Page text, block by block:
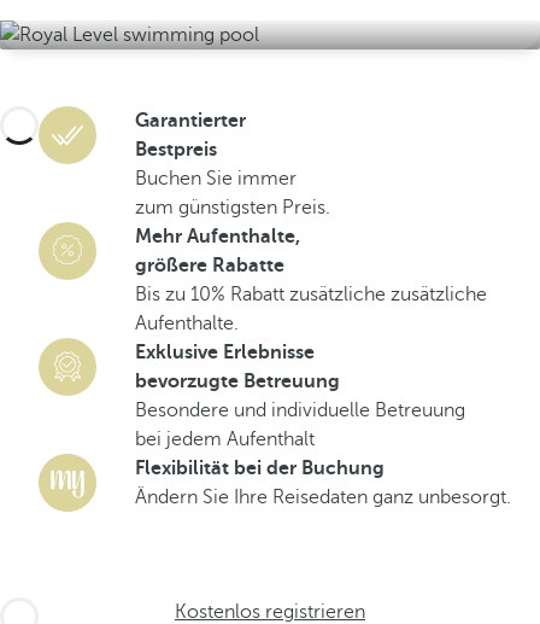
Garantierter
Bestpreis
Buchen Sie immer
zum günstigsten Preis.
Mehr Aufenthalte,
größere Rabatte
Bis zu 10% Rabatt zusätzliche zusätzliche
Aufenthalte.
Exklusive Erlebnisse
bevorzugte Betreuung
Besondere und individuelle Betreuung
bei jedem Aufenthalt
Flexibilität bei der Buchung
Ändern Sie Ihre Reisedaten ganz unbesorgt.
Kostenlos registrieren